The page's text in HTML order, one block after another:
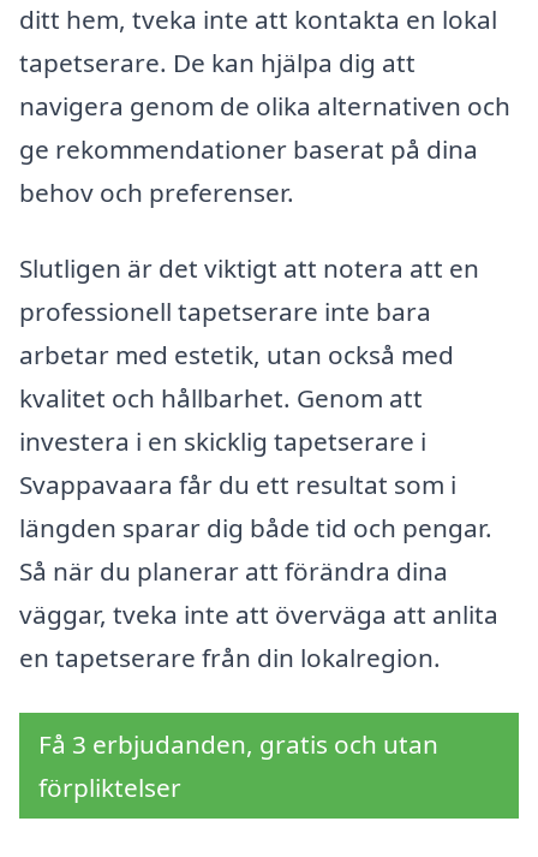
ditt hem, tveka inte att kontakta en lokal
tapetserare. De kan hjälpa dig att
navigera genom de olika alternativen och
ge rekommendationer baserat på dina
behov och preferenser.
Slutligen är det viktigt att notera att en
professionell tapetserare inte bara
arbetar med estetik, utan också med
kvalitet och hållbarhet. Genom att
investera i en skicklig tapetserare i
Svappavaara får du ett resultat som i
längden sparar dig både tid och pengar.
Så när du planerar att förändra dina
väggar, tveka inte att överväga att anlita
en tapetserare från din lokalregion.
Få 3 erbjudanden, gratis och utan
förpliktelser